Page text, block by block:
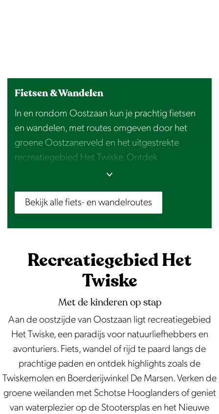
Fietsen & Wandelen
In en rondom Oostzaan kun je prachtig fietsen
en wandelen, met routes omgeven door het
groene Oostzanerveld en het uitgestrekte
recreatiegebied Het Twiske. Ontdek
schilderachtige paden langs polders, historische
een korte wandeling of een lange fietstocht,
deze gebieden bieden volop mogelijkheden
om te genieten van de natuur en lokale
Bekijk alle fiets- en wandelroutes
Recreatiegebied Het
Twiske
Met de kinderen op stap
Aan de oostzijde van Oostzaan ligt recreatiegebied
Het Twiske, een paradijs voor natuurliefhebbers en
avonturiers. Fiets, wandel of rijd te paard langs de
prachtige paden en ontdek highlights zoals de
Twiskemolen en Boerderijwinkel De Marsen. Verken de
groene weilanden met Schotse Hooglanders of geniet
van waterplezier op de Stootersplas en het Nieuwe